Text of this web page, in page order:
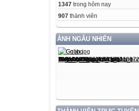
1347 trong hôm nay
907 thành viên
ẢNH NGẪU NHIÊN